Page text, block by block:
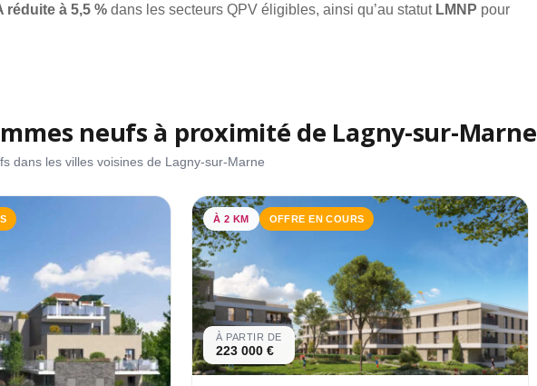
réduite à 5,5 % dans les secteurs QPV éligibles, ainsi qu’au statut LMNP pour
neufs à proximité de Lagny-sur-Marne
dans les villes voisines de Lagny-sur-Marne
À 2 KM OFFRE EN COURS
À PARTIR DE
223 000 €